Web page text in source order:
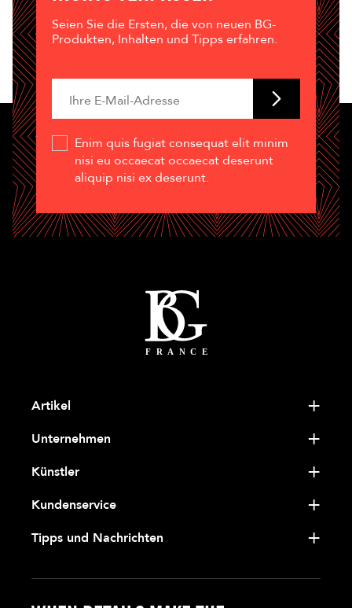
Seien Sie die Ersten, die von neuen BG-
Produkten, Inhalten und Tipps erfahren.
Enim quis fugiat consequat elit minim
nisi eu occaecat occaecat deserunt
aliquip nisi ex deserunt.
Artikel
Unternehmen
Künstler
Kundenservice
Tipps und Nachrichten